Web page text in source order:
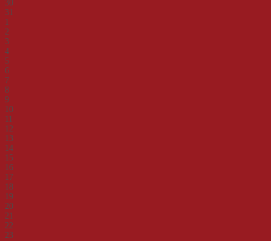
30
31
1
2
3
4
5
6
7
8
9
10
11
12
13
14
15
16
17
18
19
20
21
22
23